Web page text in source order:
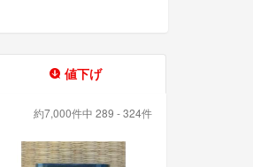
値下げ
約7,000件中 289 - 324件